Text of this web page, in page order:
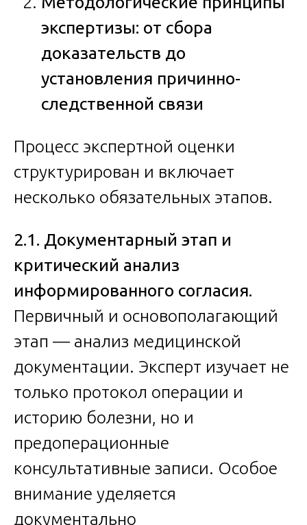
экспертизы: от сбора
доказательств до
установления причинно-
следственной связи
Процесс экспертной оценки
структурирован и включает
несколько обязательных этапов.
2.1. Документарный этап и
критический анализ
информированного согласия.
Первичный и основополагающий
этап — анализ медицинской
документации. Эксперт изучает не
только протокол операции и
историю болезни, но и
предоперационные
консультативные записи. Особое
внимание уделяется
документально